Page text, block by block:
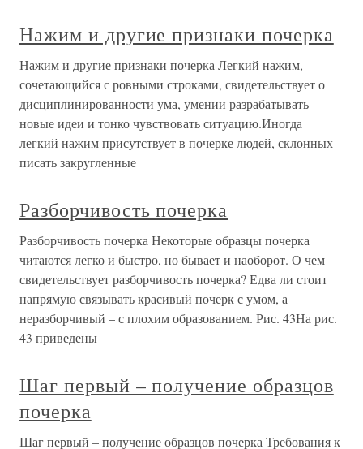
Нажим и другие признаки почерка
Нажим и другие признаки почерка Легкий нажим,
сочетающийся с ровными строками, свидетельствует о
дисциплинированности ума, умении разрабатывать
новые идеи и тонко чувствовать ситуацию.Иногда
легкий нажим присутствует в почерке людей, склонных
писать закругленные
Разборчивость почерка
Разборчивость почерка Некоторые образцы почерка
читаются легко и быстро, но бывает и наоборот. О чем
свидетельствует разборчивость почерка? Едва ли стоит
напрямую связывать красивый почерк с умом, а
неразборчивый – с плохим образованием. Рис. 43На рис.
43 приведены
Шаг первый – получение образцов
почерка
Шаг первый – получение образцов почерка Требования к